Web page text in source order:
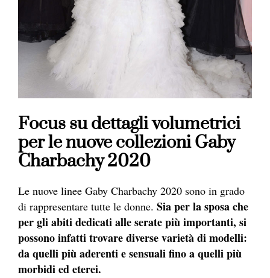
Focus su dettagli volumetrici
per le nuove collezioni Gaby
Charbachy 2020
Le nuove linee Gaby Charbachy 2020 sono in grado
di rappresentare tutte le donne. Sia per la sposa che
per gli abiti dedicati alle serate più importanti, si
possono infatti trovare diverse varietà di modelli:
da quelli più aderenti e sensuali fino a quelli più
morbidi ed eterei.